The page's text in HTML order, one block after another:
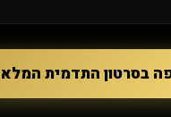
בסרטון התדמית המלא